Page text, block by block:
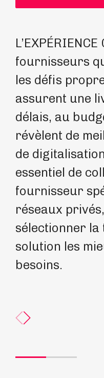
fournisseurs
les défis
assurent une
délais, au
révèlent de
de
essentiel de
fournisseur
réseaux
sélectionner la
solution les
besoins.